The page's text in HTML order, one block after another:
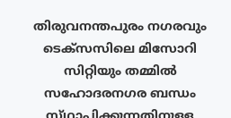
തിരുവനന്തപുരം നഗരവും
ടെക്‌സസിലെ മിസോറി
സിറ്റിയും തമ്മിൽ
സഹോദരനഗര ബന്ധം